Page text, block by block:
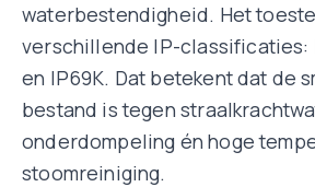
waterbestendigheid. Het
verschillende IP-classificaties:
en IP69K. Dat betekent dat de
bestand is tegen
onderdompeling én hoge
stoomreiniging.